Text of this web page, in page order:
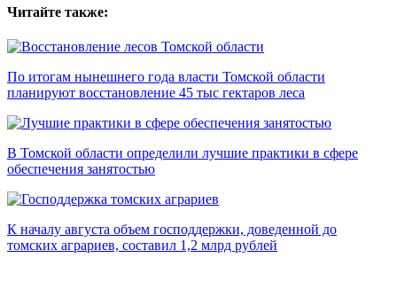
Читайте также:
По итогам нынешнего года власти Томской области
планируют восстановление 45 тыс гектаров леса
В Томской области определили лучшие практики в сфере
обеспечения занятостью
К началу августа объем господдержки, доведенной до
томских аграриев, составил 1,2 млрд рублей